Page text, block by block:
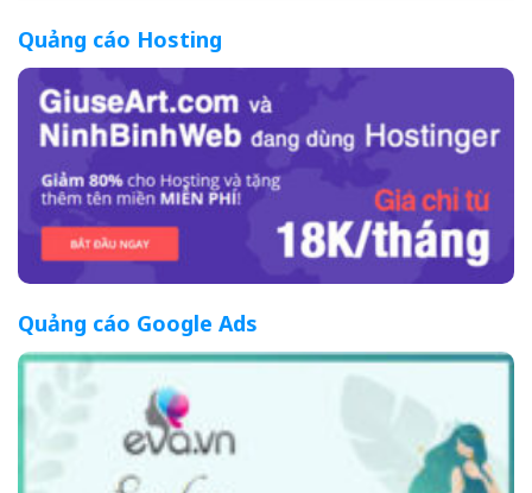
Quảng cáo Hosting
Quảng cáo Google Ads